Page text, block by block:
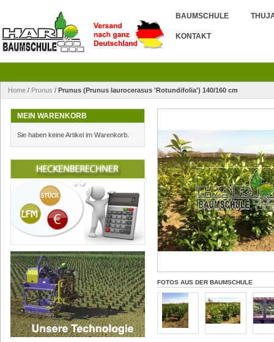
BAUMSCHULE
KONTAKT
Home / Prunus / Prunus (Prunus laurocerasus 'Rotundifolia') 140/160 cm
FOTOS AUS DER BAUMSCHULE
MEIN WARENKORB
Sie haben keine Artikel im Warenkorb.